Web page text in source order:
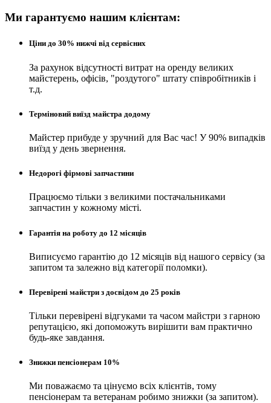
Ми гарантуємо нашим клієнтам:
Ціни до 30% нижчі від сервісних
За рахунок відсутності витрат на оренду великих
майстерень, офісів, "роздутого" штату співробітників і
т.д.
Терміновий виїзд майстра додому
Майстер прибуде у зручний для Вас час! У 90% випадків
виїзд у день звернення.
Недорогі фірмові запчастини
Працюємо тільки з великими постачальниками
запчастин у кожному місті.
Гарантія на роботу до 12 місяців
Виписуємо гарантію до 12 місяців від нашого сервісу (за
запитом та залежно від категорії поломки).
Перевірені майстри з досвідом до 25 років
Тільки перевірені відгуками та часом майстри з гарною
репутацією, які допоможуть вирішити вам практично
будь-яке завдання.
Знижки пенсіонерам 10%
Ми поважаємо та цінуємо всіх клієнтів, тому
пенсіонерам та ветеранам робимо знижки (за запитом).